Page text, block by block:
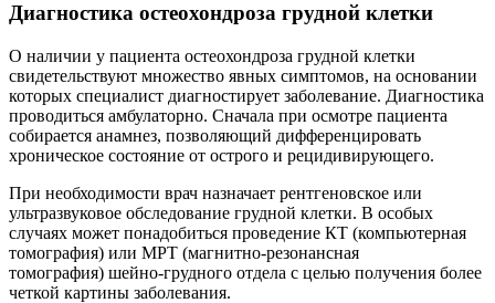
Диагностика остеохондроза грудной клетки
О наличии у пациента остеохондроза грудной клетки
свидетельствуют множество явных симптомов, на основании
которых специалист диагностирует заболевание. Диагностика
проводиться амбулаторно. Сначала при осмотре пациента
собирается анамнез, позволяющий дифференцировать
хроническое состояние от острого и рецидивирующего.
При необходимости врач назначает рентгеновское или
ультразвуковое обследование грудной клетки. В особых
случаях может понадобиться проведение КТ (компьютерная
томография) или МРТ (магнитно-резонансная
томография) шейно-грудного отдела с целью получения более
четкой картины заболевания.